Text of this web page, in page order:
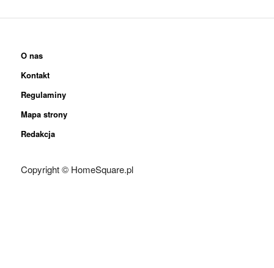
O nas
Kontakt
Regulaminy
Mapa strony
Redakcja
Copyright © HomeSquare.pl